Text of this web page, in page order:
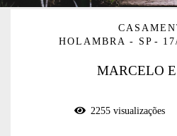
HOLAMBRA - SP
MARCELO
2255 visualizações